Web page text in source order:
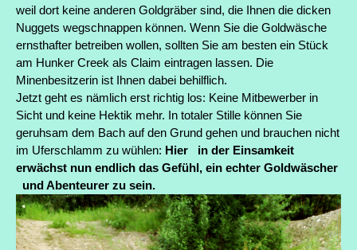
weil dort keine anderen Goldgräber sind, die Ihnen die dicken
Nuggets wegschnappen können. Wenn Sie die Goldwäsche
ernsthafter betreiben wollen, sollten Sie am besten ein Stück
am Hunker Creek als Claim eintragen lassen. Die
Minenbesitzerin ist Ihnen dabei behilflich.
Jetzt geht es nämlich erst richtig los: Keine Mitbewerber in
Sicht und keine Hektik mehr. In totaler Stille können Sie
geruhsam dem Bach auf den Grund gehen und brauchen nicht
im Uferschlamm zu wühlen: Hier in der Einsamkeit
erwächst nun endlich das Gefühl, ein echter Goldwäscher
und Abenteurer zu sein.